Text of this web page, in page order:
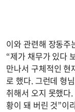
이와 관련해 장동주
“제가 채무가 있다
만나서 구체적인 현
로 했다. 그런데 형
취해서 오지 못했다
황이 돼 버린 것”이